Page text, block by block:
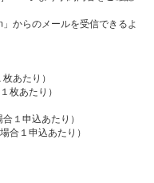
からのメールを受信できるよ
あたり）
枚あたり）
１申込あたり）
合１申込あたり）